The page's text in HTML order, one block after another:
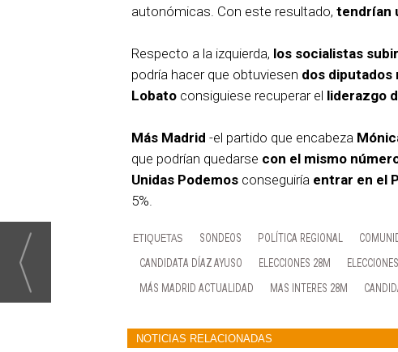
autonómicas. Con este resultado, tendrían
Respecto a la izquierda, los socialistas
podría hacer que obtuviesen dos diputados
Lobato consiguiese recuperar el liderazgo
Más Madrid -el partido que encabeza
que podrían quedarse con el mismo
Unidas Podemos conseguiría entrar en el
5%.
SONDEOS POLÍTICA REGIONAL
CANDIDATA DÍAZ AYUSO
ELECCIONES 28M
MÁS MADRID ACTUALIDAD
MAS INTERES 28M
NOTICIAS RELACIONADAS